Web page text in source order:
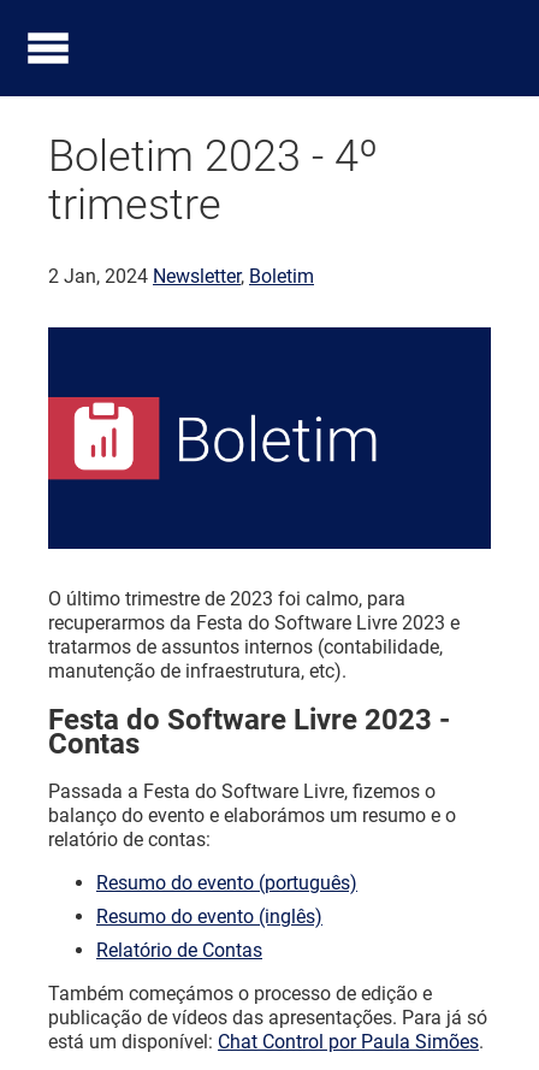
Boletim 2023 - 4º
trimestre
2 Jan, 2024 Newsletter, Boletim
O último trimestre de 2023 foi calmo, para
recuperarmos da Festa do Software Livre 2023 e
tratarmos de assuntos internos (contabilidade,
manutenção de infraestrutura, etc).
Festa do Software Livre 2023 -
Contas
Passada a Festa do Software Livre, fizemos o
balanço do evento e elaborámos um resumo e o
relatório de contas:
Resumo do evento (português)
Resumo do evento (inglês)
Relatório de Contas
Também começámos o processo de edição e
publicação de vídeos das apresentações. Para já só
está um disponível: Chat Control por Paula Simões.